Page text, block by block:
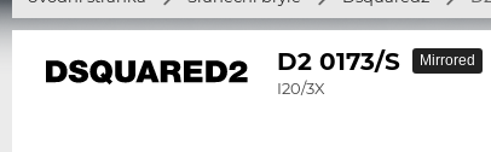
D2 0173/S
I20/3X
Mirrored